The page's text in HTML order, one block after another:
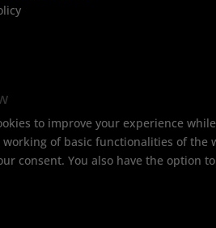
to improve your experience
of basic functionalities of the
consent. You also have the option